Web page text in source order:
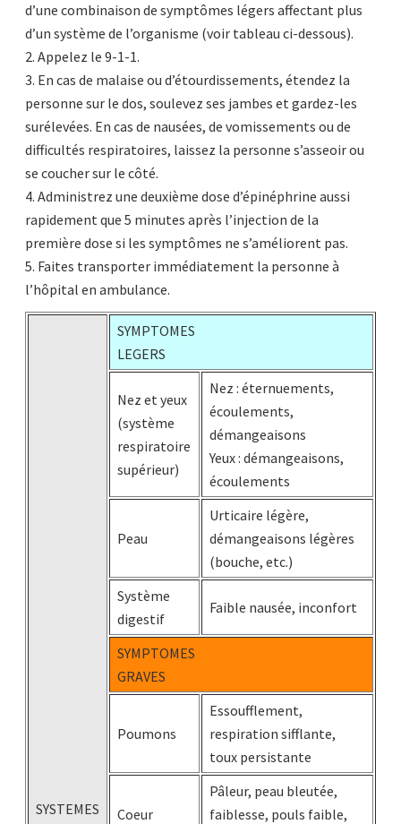
d’une combinaison de symptômes légers affectant plus
d’un système de l’organisme (voir tableau ci-dessous).
2. Appelez le 9-1-1.
3. En cas de malaise ou d’étourdissements, étendez la
personne sur le dos, soulevez ses jambes et gardez-les
surélevées. En cas de nausées, de vomissements ou de
difficultés respiratoires, laissez la personne s’asseoir ou
se coucher sur le côté.
4. Administrez une deuxième dose d’épinéphrine aussi
rapidement que 5 minutes après l’injection de la
première dose si les symptômes ne s’améliorent pas.
5. Faites transporter immédiatement la personne à
l’hôpital en ambulance.
SYSTEMES
SYMPTOMES
LEGERS
Nez et yeux
(système
respiratoire
supérieur)
Nez : éternuements,
écoulements,
démangeaisons
Yeux : démangeaisons,
écoulements
Peau
Urticaire légère,
démangeaisons légères
(bouche, etc.)
Système
digestif
Faible nausée, inconfort
SYMPTOMES
GRAVES
Poumons
Essoufflement,
respiration sifflante,
toux persistante
Coeur
Pâleur, peau bleutée,
faiblesse, pouls faible,